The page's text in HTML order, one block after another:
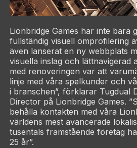
Lionbridge Games har inte bara
fullständig visuell omprofilering
även lanserat en ny webbplats
visuella inslag och lättnavigerad
med renoveringen var att
linje med våra spelkunder och
i branschen”, förklarar Tugdual
Director på Lionbridge Games.
behålla kontakten med våra
världens mest avancerade
tusentals framstående företag
25 år”.